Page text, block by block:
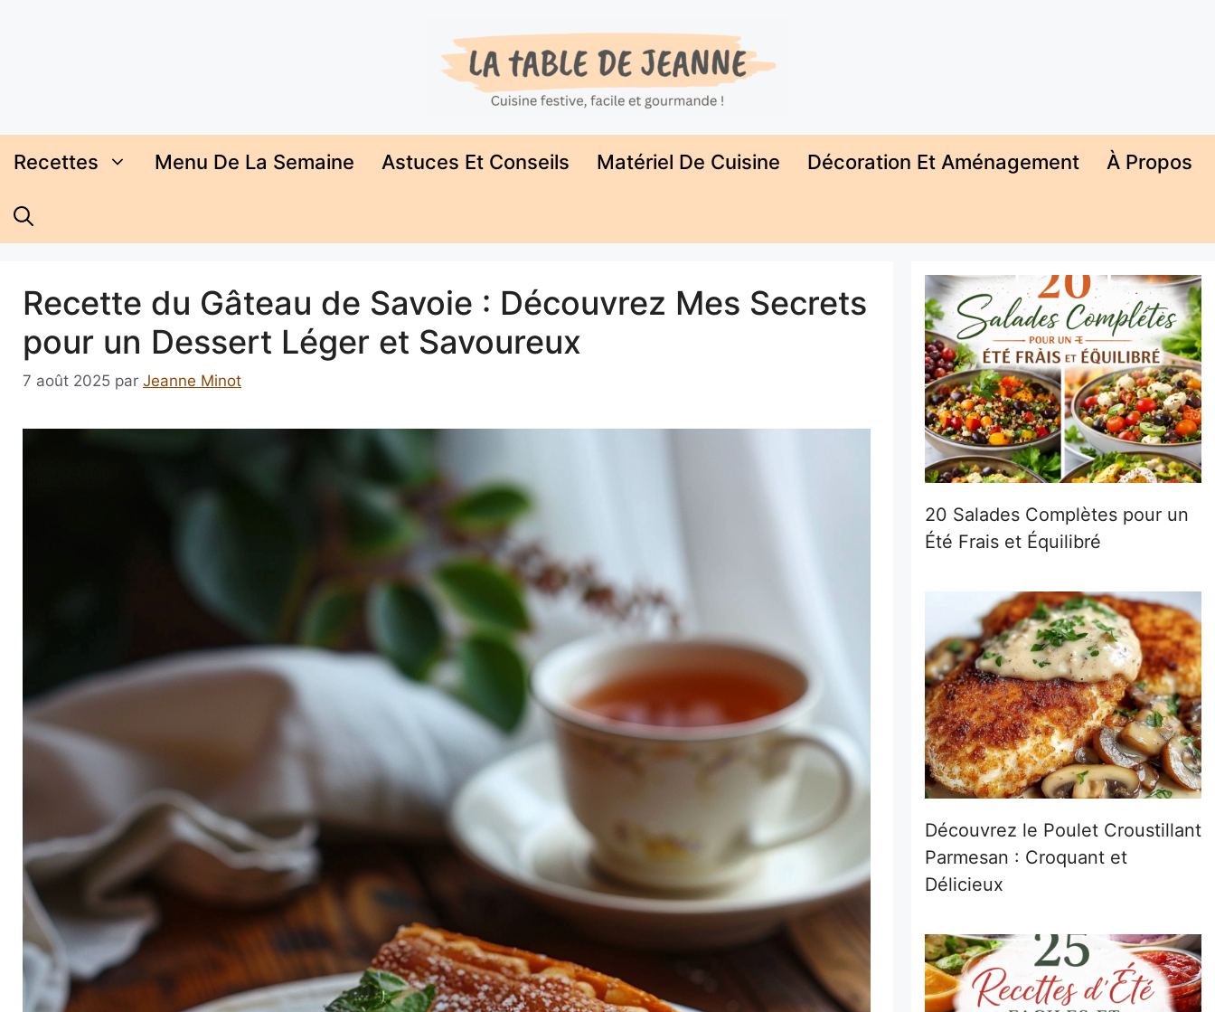
Recettes Menu De La Semaine Astuces Et Conseils Matériel De Cuisine Décoration Et Aménagement À Propos
Recette du Gâteau de Savoie : Découvrez Mes Secrets
pour un Dessert Léger et Savoureux
7 août 2025 par Jeanne Minot
20 Salades Complètes pour un
Été Frais et Équilibré
Découvrez le Poulet Croustillant
Parmesan : Croquant et
Délicieux